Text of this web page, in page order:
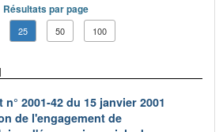
Résultats par page
25 50 100
2001-42 du 15 janvier 2001
de l'engagement de